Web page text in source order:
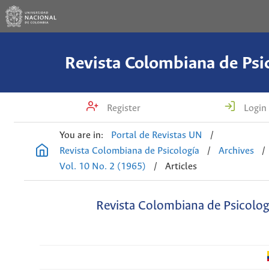
Revista Colombiana de
Register Login
You are in: Portal de Revistas UN
/
Revista Colombiana de Psicología
/ Archives
/
Vol. 10 No. 2 (1965)
/ Articles
Revista Colombiana de